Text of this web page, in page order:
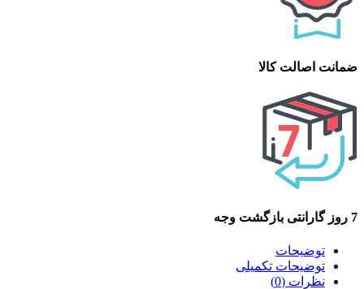
ضمانت اصالت کالا
7 روز گارانتی بازگشت وجه
توضیحات
توضیحات تکمیلی
نظرات (0)